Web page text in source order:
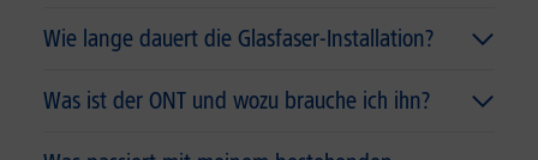
Wie lange dauert die Glasfaser-Installation?
Was ist der ONT und wozu brauche ich ihn?